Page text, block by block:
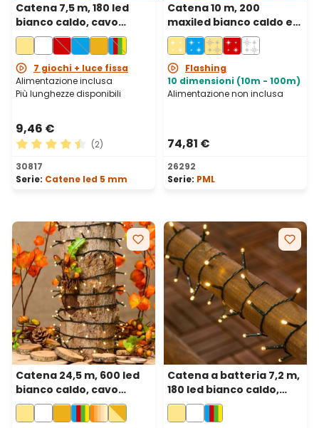
Catena 7,5 m, 180 led
bianco caldo, cavo
verde
7 giochi + luce fissa
Alimentazione inclusa
Più lunghezze disponibili
9,46 €
Valutazione media di 4.5 su 5 stelle
(2)
30817
Serie: Catene led 5 mm
Catena 10 m, 200
maxiled bianco caldo e
bianco freddo, cavo
bianco, prolungabile,
IP67Flashing
10 dimensioni (10m - 100m)
Alimentazione non inclusa
74,81 €
26292
Serie: PML
Catena 24,5 m, 600 led
bianco caldo, cavo
verde
Catena a batteria 7,2 m,
180 led bianco caldo,
cavo verde